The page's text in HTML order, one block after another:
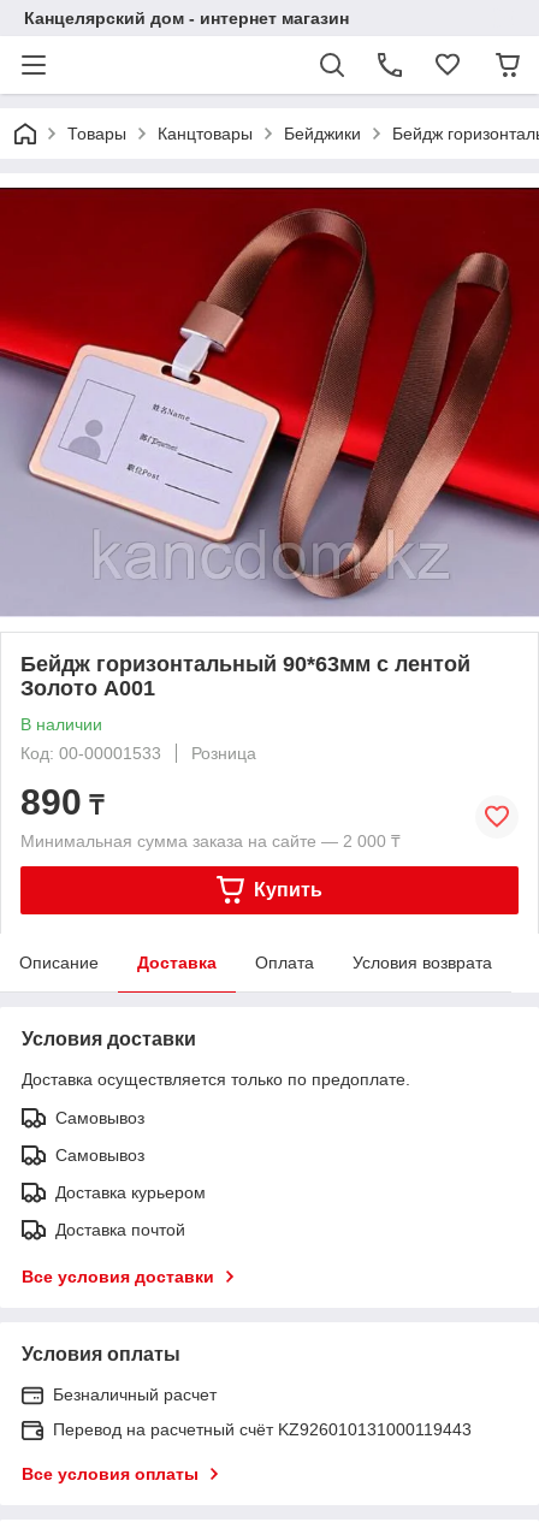
Канцелярский дом - интернет магазин
Товары Канцтовары Бейджики Бейдж
Бейдж горизонтальный 90*63мм с лентой
Золото A001
В наличии
Код: 00-00001533
Розница
890 ₸
Минимальная сумма заказа на сайте — 2 000 ₸
Купить
Описание Доставка Оплата Условия возврата
Условия доставки
Доставка осуществляется только по предоплате.
Самовывоз
Самовывоз
Доставка курьером
Доставка почтой
Все условия доставки
Условия оплаты
Безналичный расчет
Перевод на расчетный счёт KZ926010131000119443
Все условия оплаты